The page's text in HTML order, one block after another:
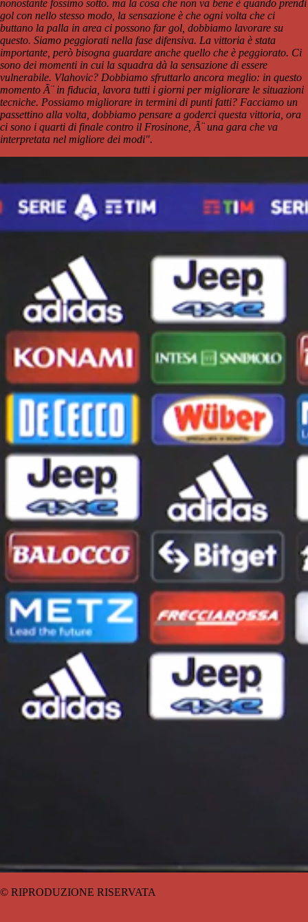
nonostante fossimo sotto. ma la cosa che non va bene è quando prendi
gol con nello stesso modo, la sensazione è che ogni volta che ci
buttano la palla in area ci possono far gol, dobbiamo lavorare su
questo. Siamo peggiorati nella fase difensiva. La vittoria è stata
importante, però bisogna guardare anche quello che è peggiorato. Ci
sono dei momenti in cui la squadra dà la sensazione di essere
vulnerabile. Vlahovic? Dobbiamo sfruttarlo ancora meglio: in questo
momento Ã¨ in fiducia, lavora tutti i giorni per migliorare le situazioni
tecniche. Possiamo migliorare in termini di punti fatti? Facciamo un
passettino alla volta, dobbiamo pensare a goderci questa vittoria, ora
ci sono i quarti di finale contro il Frosinone, Ã¨ una gara che va
interpretata nel migliore dei modi".
© RIPRODUZIONE RISERVATA